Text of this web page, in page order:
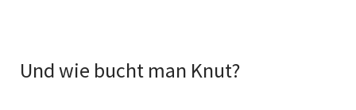
Und wie bucht man Knut?